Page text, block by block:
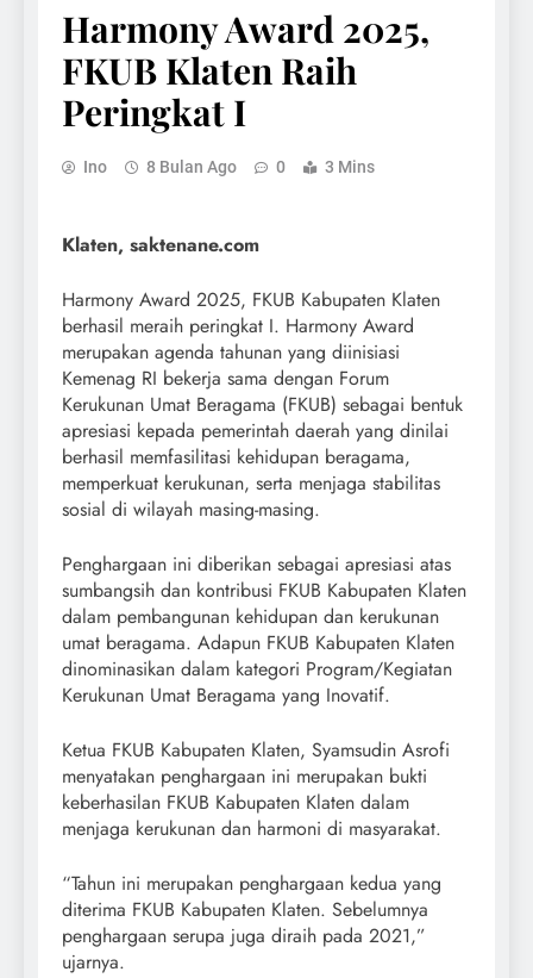
Harmony Award 2025,
FKUB Klaten Raih
Peringkat I
Ino 8 Bulan Ago 0 3 Mins
Klaten, saktenane.com
Harmony Award 2025, FKUB Kabupaten Klaten
berhasil meraih peringkat I. Harmony Award
merupakan agenda tahunan yang diinisiasi
Kemenag RI bekerja sama dengan Forum
Kerukunan Umat Beragama (FKUB) sebagai bentuk
apresiasi kepada pemerintah daerah yang dinilai
berhasil memfasilitasi kehidupan beragama,
memperkuat kerukunan, serta menjaga stabilitas
sosial di wilayah masing-masing.
Penghargaan ini diberikan sebagai apresiasi atas
sumbangsih dan kontribusi FKUB Kabupaten Klaten
dalam pembangunan kehidupan dan kerukunan
umat beragama. Adapun FKUB Kabupaten Klaten
dinominasikan dalam kategori Program/Kegiatan
Kerukunan Umat Beragama yang Inovatif.
Ketua FKUB Kabupaten Klaten, Syamsudin Asrofi
menyatakan penghargaan ini merupakan bukti
keberhasilan FKUB Kabupaten Klaten dalam
menjaga kerukunan dan harmoni di masyarakat.
“Tahun ini merupakan penghargaan kedua yang
diterima FKUB Kabupaten Klaten. Sebelumnya
penghargaan serupa juga diraih pada 2021,”
ujarnya.